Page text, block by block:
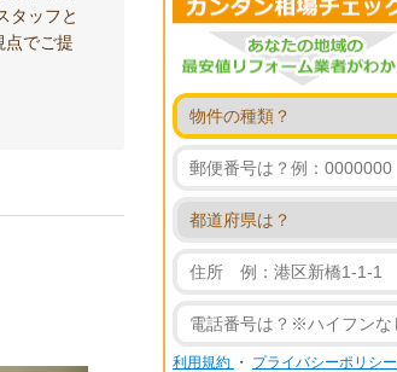
タッフと
点でご提
利用規約 ・ プライバシーポリシー